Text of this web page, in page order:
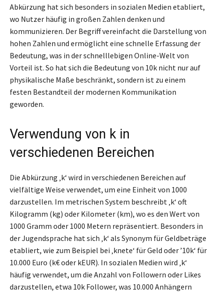
Abkürzung hat sich besonders in sozialen Medien etabliert,
wo Nutzer häufig in großen Zahlen denken und
kommunizieren. Der Begriff vereinfacht die Darstellung von
hohen Zahlen und ermöglicht eine schnelle Erfassung der
Bedeutung, was in der schnelllebigen Online-Welt von
Vorteil ist. So hat sich die Bedeutung von 10k nicht nur auf
physikalische Maße beschränkt, sondern ist zu einem
festen Bestandteil der modernen Kommunikation
geworden.
Verwendung von k in
verschiedenen Bereichen
Die Abkürzung ‚k‘ wird in verschiedenen Bereichen auf
vielfältige Weise verwendet, um eine Einheit von 1000
darzustellen. Im metrischen System beschreibt ‚k‘ oft
Kilogramm (kg) oder Kilometer (km), wo es den Wert von
1000 Gramm oder 1000 Metern repräsentiert. Besonders in
der Jugendsprache hat sich ‚k‘ als Synonym für Geldbeträge
etabliert, wie zum Beispiel bei ‚knete‘ für Geld oder ’10k‘ für
10.000 Euro (k€ oder kEUR). In sozialen Medien wird ‚k‘
häufig verwendet, um die Anzahl von Followern oder Likes
darzustellen, etwa 10k Follower, was 10.000 Anhängern